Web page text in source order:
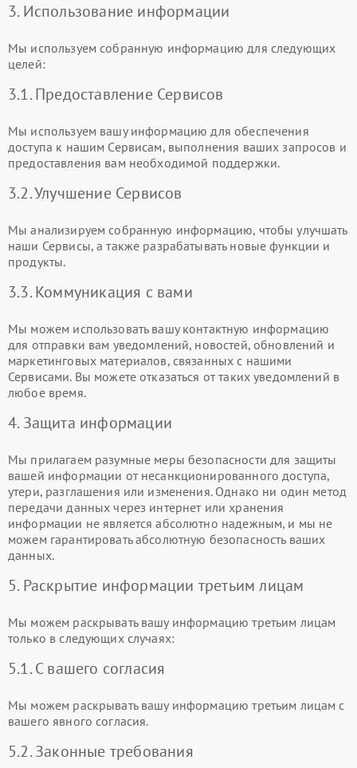
3. Использование информации
Мы используем собранную информацию для следующих
целей:
3.1. Предоставление Сервисов
Мы используем вашу информацию для обеспечения
доступа к нашим Сервисам, выполнения ваших запросов и
предоставления вам необходимой поддержки.
3.2. Улучшение Сервисов
Мы анализируем собранную информацию, чтобы улучшать
наши Сервисы, а также разрабатывать новые функции и
продукты.
3.3. Коммуникация с вами
Мы можем использовать вашу контактную информацию
для отправки вам уведомлений, новостей, обновлений и
маркетинговых материалов, связанных с нашими
Сервисами. Вы можете отказаться от таких уведомлений в
любое время.
4. Защита информации
Мы прилагаем разумные меры безопасности для защиты
вашей информации от несанкционированного доступа,
утери, разглашения или изменения. Однако ни один метод
передачи данных через интернет или хранения
информации не является абсолютно надежным, и мы не
можем гарантировать абсолютную безопасность ваших
данных.
5. Раскрытие информации третьим лицам
Мы можем раскрывать вашу информацию третьим лицам
только в следующих случаях:
5.1. С вашего согласия
Мы можем раскрывать вашу информацию третьим лицам с
вашего явного согласия.
5.2. Законные требования